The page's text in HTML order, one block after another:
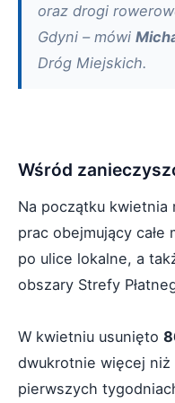
oraz drogi
Gdyni – mówi
Dróg Miejskich.
Wśród
Na początku kwietnia
prac obejmujący całe
po ulice lokalne, a
obszary Strefy
W kwietniu usunięto
dwukrotnie więcej
pierwszych